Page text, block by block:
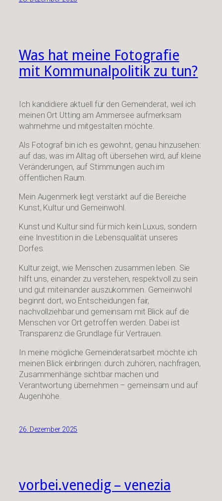
Was hat meine Fotografie
mit Kommunalpolitik zu tun?
Ich kandidiere aktuell für den Gemeinderat, weil ich
meinen Ort Utting am Ammersee aufmerksam
wahrnehme und mitgestalten möchte.
Als Fotograf bin ich es gewohnt, genau hinzusehen:
auf das, was im Alltag oft übersehen wird, auf kleine
Veränderungen, auf Stimmungen auch im
öffentlichen Raum.
Mein Augenmerk liegt verstärkt auf die Bereiche
Kunst, Kultur und Gemeinwohl.
Kunst und Kultur sind für mich kein Luxus, sondern
eine Investition in die Lebensqualität unseres
Dorfes.
Kultur zeigt, wie Menschen zusammen leben. Sie
hilft uns, einander zu verstehen, respektvoll zu sein
und gut miteinander auszukommen. Gemeinwohl
beginnt dort, wo Entscheidungen fair,
nachvollziehbar und gemeinsam mit Blick auf die
Menschen vor Ort getroffen werden. Dabei ist
Transparenz die Grundlage für Vertrauen.
In meine mögliche Gemeinderatsarbeit möchte ich
meinen Blick einbringen: durch zuhören, nachfragen,
Zusammenhänge sichtbar machen und
Verantwortung übernehmen – gemeinsam und auf
Augenhöhe.
26. Dezember 2025
vorbei.venedig – venezia